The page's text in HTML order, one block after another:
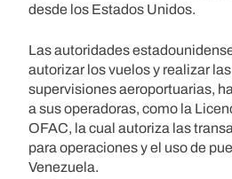
desde los Estados Unidos.
Las autoridades
autorizar los vuelos y realizar
supervisiones aeroportuarias,
a sus operadoras, como la
OFAC, la cual autoriza las
para operaciones y el uso de
Venezuela.